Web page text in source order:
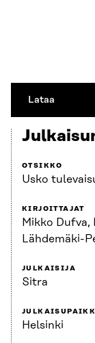
Lataa
OTSIKKO
Usko
KIRJOITTAJAT
Mikko Dufva,
Lähdemäki-
JULKAISIJA
Sitra
Helsinki